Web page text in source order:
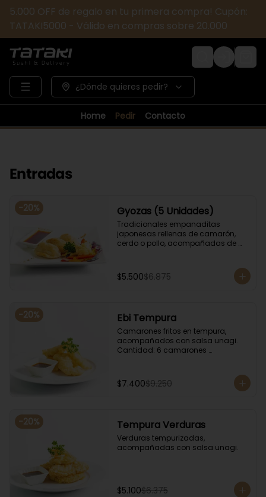
5.000 OFF de regalo en tu primera compra! Cupón:
TATAKI5000 - Válido en compras sobre 20.000
Login
¿Dónde quieres pedir?
Home Pedir Contacto
Entradas
-20% Gyozas (5 Unidades)
Tradicionales empanaditas
japonesas rellenas de camarón,
cerdo o pollo, acompañadas de
$5.500$6.875
-20% Ebi Tempura
Camarones fritos en tempura,
acompañados con salsa unagi.
Cantidad: 6 camarones
$7.400$9.250
-20% Tempura Verduras
Verduras tempurizadas,
acompañadas con salsa unagi.
$5.100$6.375